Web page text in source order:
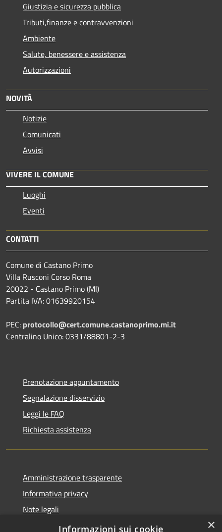
Giustizia e sicurezza pubblica
Tributi,finanze e contravvenzioni
Ambiente
Salute, benessere e assistenza
Autorizzazioni
NOVITÀ
Notizie
Comunicati
Avvisi
VIVERE IL COMUNE
Luoghi
Eventi
CONTATTI
Comune di Castano Primo
Villa Rusconi Corso Roma
20022 - Castano Primo (MI)
Partita IVA: 01639920154
PEC: protocollo@cert.comune.castanoprimo.mi.it
Centralino Unico: 0331/88801-2-3
Prenotazione appuntamento
Segnalazione disservizio
Leggi le FAQ
Richiesta assistenza
Amministrazione trasparente
Informativa privacy
Note legali
Dichiarazione di accessibilità
×
Informazioni sui cookie